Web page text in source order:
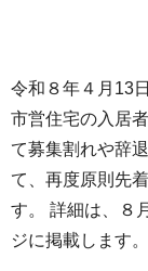
令和８年４月13
市営住宅の入居
て募集割れや辞
て、再度原則先
す。 詳細は、８
ジに掲載します。